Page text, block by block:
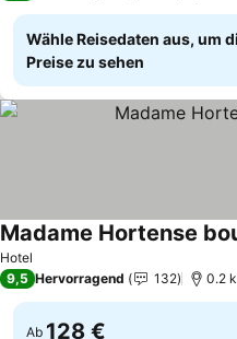
Wähle Reisedaten aus, um
Preise zu sehen
Hotel
Madame Hortense
9,5 Hervorragend 132 0.2
Ab 128 €